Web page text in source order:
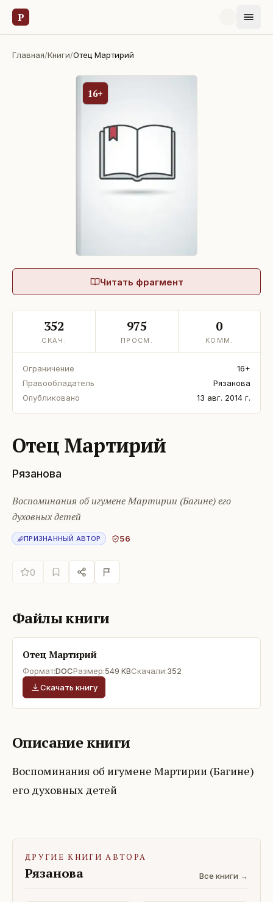
Р
Главная/Книги/Отец Мартирий
16+
Читать фрагмент
352
СКАЧ.
975
ПРОСМ.
0
КОММ.
Ограничение
16+
Правообладатель
Рязанова
Опубликовано
13 авг. 2014 г.
Отец Мартирий
Рязанова
Воспоминания об игумене Мартирии (Багине) его
духовных детей
ПРИЗНАННЫЙ АВТОР 56
0
Файлы книги
Отец Мартирий
Формат:DOCРазмер:549 KBСкачали:352
Скачать книгу
Описание книги
Воспоминания об игумене Мартирии (Багине)
его духовных детей
ДРУГИЕ КНИГИ АВТОРА
Рязанова Все книги →